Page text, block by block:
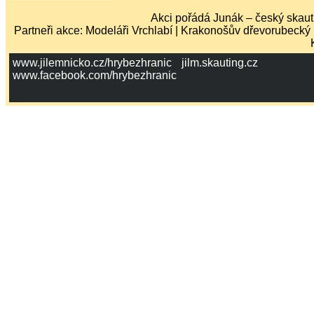
Akci pořádá Junák – český
Partneři akce: Modeláři Vrchlabí | Krakonošův
www.jilemnicko.cz/hrybezhranic
jilm.skauting.cz
www.facebook.com/hrybezhranic